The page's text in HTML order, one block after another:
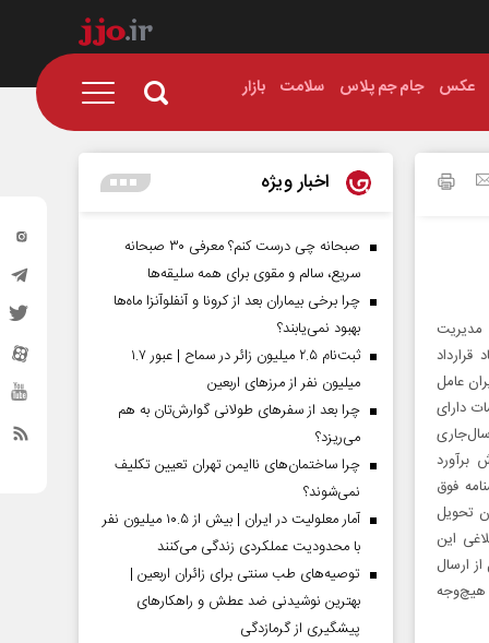
عکس جام جم پلاس سلامت بازار
مدیریت
عامل
دارای
سپرده‌های بانکی مصوب 24 شهریور سال‌جاری
برآورد
را با رعایت بندهای 3، 4، 5، 6 و 7 بخشنامه فوق
تحویل
این
ارسال
هیچ‌وجه
اخبار ویژه
صبحانه چی درست کنم؟ معرفی ۳۰ صبحانه
سریع، سالم و مقوی برای همه سلیقه‌ها
چرا برخی بیماران بعد از کرونا و آنفلوآنزا ماه‌ها
بهبود نمی‌یابند؟
ثبت‌نام ۲.۵ میلیون زائر در سماح | عبور ۱.۷
میلیون نفر از مرز‌های اربعین
چرا بعد از سفرهای طولانی گوارش‌تان به هم
می‌ریزد؟
چرا ساختمان‌های ناایمن تهران تعیین تکلیف
نمی‌شوند؟
آمار معلولیت در ایران | بیش از ۱۰.۵ میلیون نفر
با محدودیت عملکردی زندگی می‌کنند
توصیه‌های طب سنتی برای زائران اربعین |
بهترین نوشیدنی ضد عطش و راهکارهای
پیشگیری از گرمازدگی